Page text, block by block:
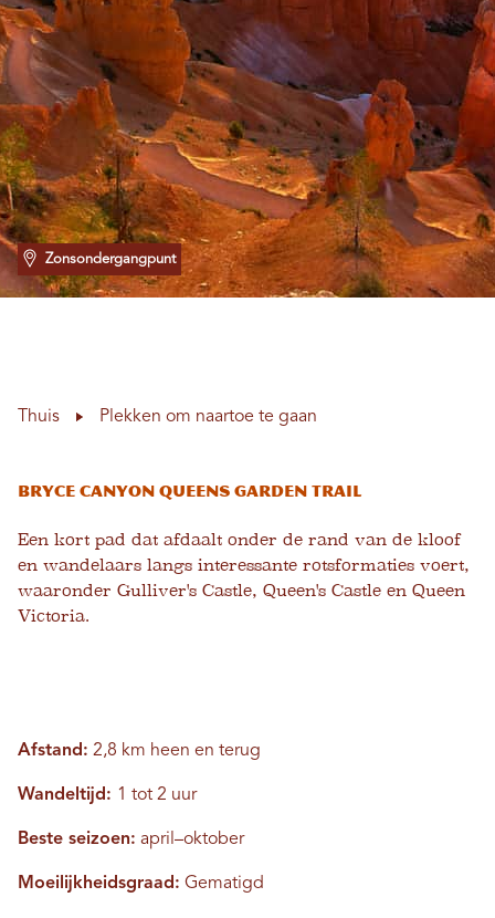
Zonsondergangpunt
Thuis Plekken om naartoe te gaan
Bryce Canyon Queens Garden Trail
Een kort pad dat afdaalt onder de rand van de kloof
en wandelaars langs interessante rotsformaties voert,
waaronder Gulliver's Castle, Queen's Castle en Queen
Victoria.
Afstand: 2,8 km heen en terug
Wandeltijd: 1 tot 2 uur
Beste seizoen: april–oktober
Moeilijkheidsgraad: Gematigd